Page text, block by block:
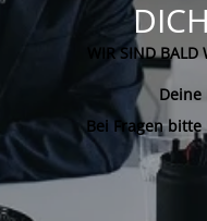
WIR SIND
Deine
Bei Fragen